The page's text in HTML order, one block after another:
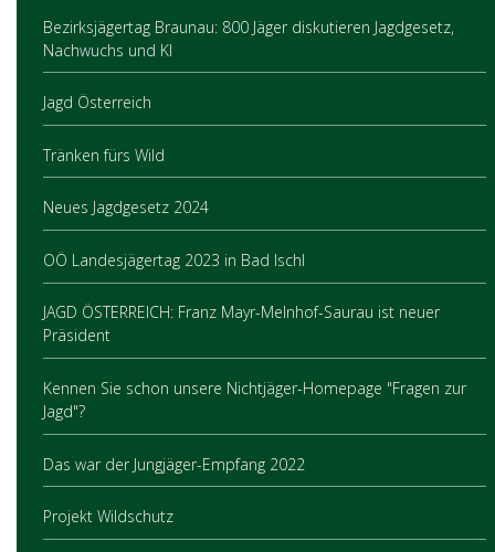
Bezirksjägertag Braunau: 800 Jäger diskutieren Jagdgesetz,
Nachwuchs und KI
Jagd Österreich
Tränken fürs Wild
Neues Jagdgesetz 2024
OÖ Landesjägertag 2023 in Bad Ischl
JAGD ÖSTERREICH: Franz Mayr-Melnhof-Saurau ist neuer
Präsident
Kennen Sie schon unsere Nichtjäger-Homepage "Fragen zur
Jagd"?
Das war der Jungjäger-Empfang 2022
Projekt Wildschutz